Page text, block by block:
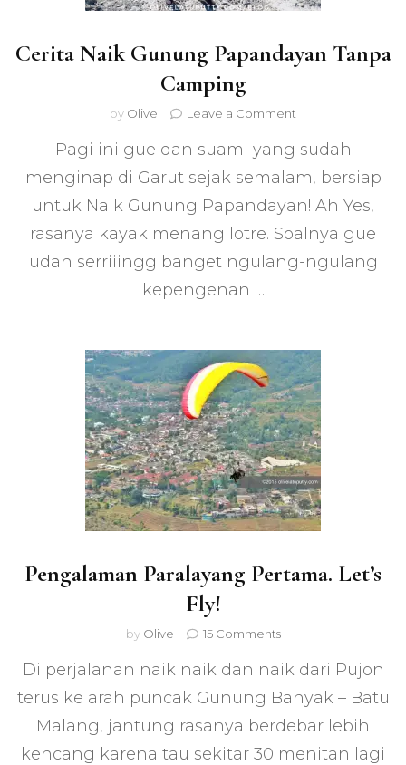
Cerita Naik Gunung Papandayan Tanpa
Camping
by Olive Leave a Comment
Naik
Papandayan
Tanpa
Pagi ini gue dan suami yang sudah
menginap di Garut sejak semalam, bersiap
untuk Naik Gunung Papandayan! Ah Yes,
rasanya kayak menang lotre. Soalnya gue
udah serriiingg banget ngulang-ngulang
kepengenan …
Pengalaman Paralayang Pertama. Let’s
Fly!
by Olive 15 Commentson
Paralayang
Let’s
Fly!
Di perjalanan naik naik dan naik dari Pujon
terus ke arah puncak Gunung Banyak – Batu
Malang, jantung rasanya berdebar lebih
kencang karena tau sekitar 30 menitan lagi